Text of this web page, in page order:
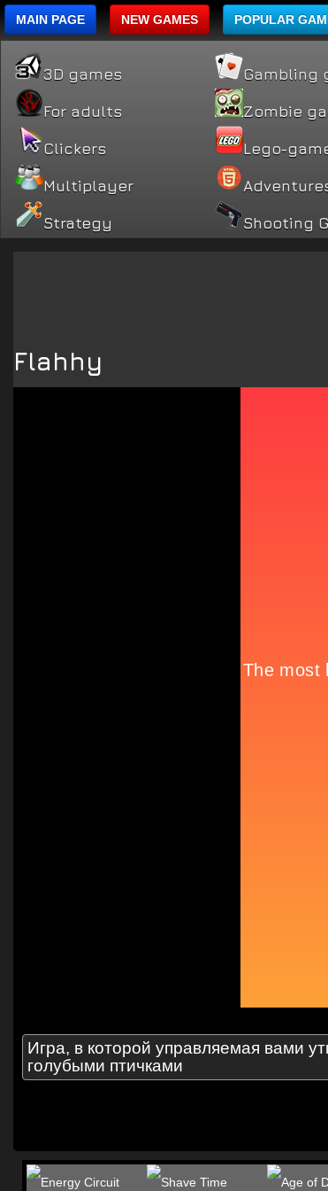
MAIN PAGE NEW GAMES POPULAR
3D games Gambling
For adults Zombie
Clickers Lego-
Multiplayer
Strategy Shooting
Flahhy
Игра, в которой управляемая вами
голубыми птичками